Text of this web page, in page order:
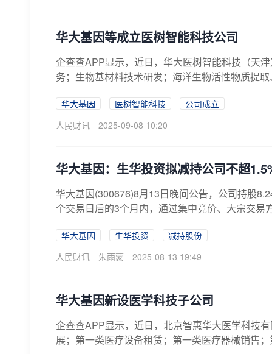
华大基因等成立医树智能科技公司
企查查APP显示，近日，华大医树智能科技（天
务；生物基材料技术研发；海洋生物活性物质提
华大基因 医树智能科技
公司成立
人民财讯
2025-09-08 10:20
华大基因：生华投资拟减持公司不超
华大基因(300676)8月13日晚间公告，公司持股
个交易日后的3个月内，通过集中竞价、大宗交易
华大基因 生华投资
减持股份
人民财讯
朱雨蒙 2025-08-13 19:49
华大基因新设医学科技子公司
企查查APP显示，近日，北京智惠华大医学科技
展；第一类医疗设备租赁；第一类医疗器械销售